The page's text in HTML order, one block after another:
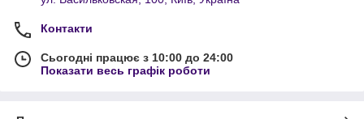
Контакти
Сьогодні працює з 10:00 до 24:00
Показати весь графік роботи